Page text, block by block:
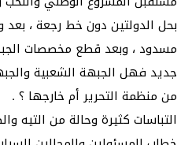
بحل الدولتين دون خط رجعة ،
مسدود ، وبعد قطع مخصصات
جديد فهل الجبهة الشعبية
من منظمة التحرير أم خارجها ؟ .
التباسات كثيرة وحالة من التيه